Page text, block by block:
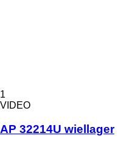
1
VIDEO
AP 32214U wiellager